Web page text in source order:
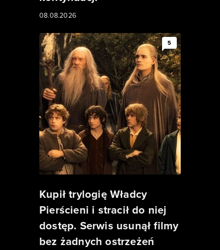
08.08.2026
5
Kupił trylogię Władcy
Pierścieni i stracił do niej
dostęp. Serwis usunął filmy
bez żadnych ostrzeżeń